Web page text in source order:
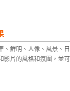
、鮮明、人像、風景、
影片的風格和氛圍，並